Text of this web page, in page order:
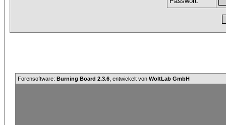
Forensoftware: Burning Board 2.3.6 , entwickelt von WoltLab GmbH